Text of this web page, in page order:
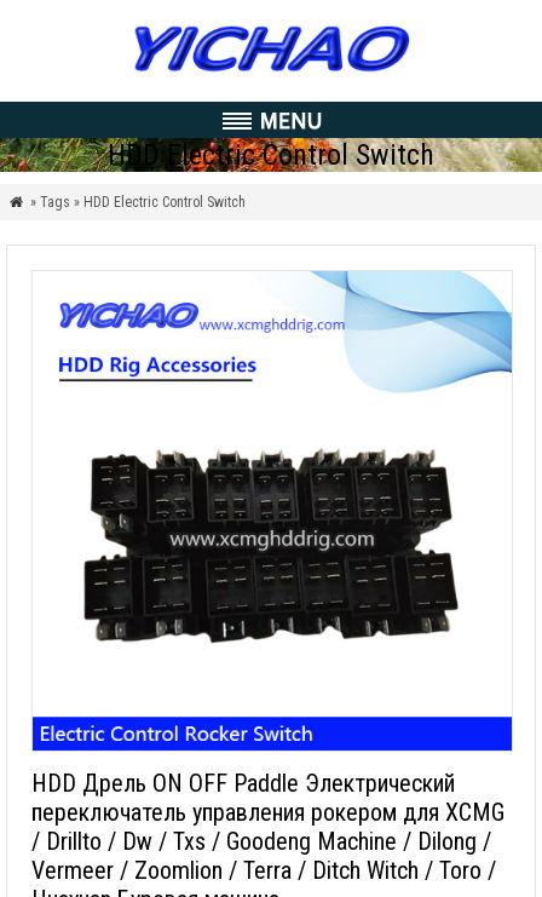
HDD Electric Control Switch
 » Tags » HDD Electric Control Switch
HDD Дрель ON OFF Paddle Электрический
переключатель управления рокером для XCMG
/ Drillto / Dw / Txs / Goodeng Machine / Dilong /
Vermeer / Zoomlion / Terra / Ditch Witch / Toro /